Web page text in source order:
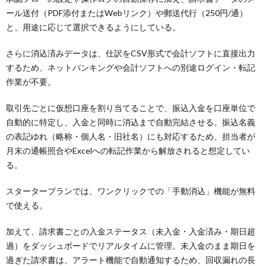
ール送付（PDF添付またはWebリンク）や郵送代行（250円/通）
と、用途に応じて選択できるようにしている。
さらに消込済みデータは、仕訳をCSV形式で会計ソフトに直接出力
するため、ネットバンキングや会計ソフトへの別途ログイン・転記
作業が不要。
取引先ごとに仮想口座を割り当てることで、振込入金を口座単位で
自動的に特定し、入金と同時に消込まで自動完結させる。振込名義
の表記ゆれ（略称・個人名・旧社名）にも対応するため、担当者が
月末の通帳照合やExcelへの転記作業から解放されると想定してい
る。
スタータープランでは、ワンクリックでの「手動消込」機能が無料
で使える。
加えて、請求書ごとの入金ステータス（未入金・入金済み・期日超
過）をダッシュボードでリアルタイムに管理。未入金のまま期日を
過ぎた請求書は、アラート機能で自動通知するため、回収漏れの長